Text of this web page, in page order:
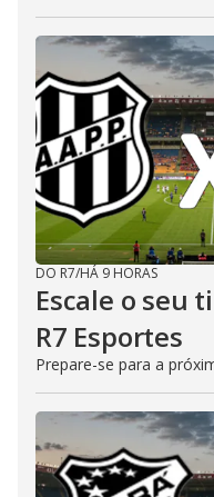
DO R7/HÁ 9 HORAS
Escale o seu
R7 Esportes
Prepare-se para a